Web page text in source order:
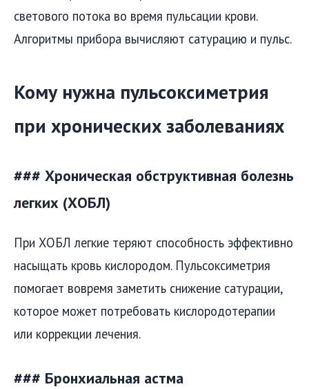
светового потока во время пульсации крови.
Алгоритмы прибора вычисляют сатурацию и пульс.
Кому нужна пульсоксиметрия
при хронических заболеваниях
### Хроническая обструктивная болезнь
легких (ХОБЛ)
При ХОБЛ легкие теряют способность эффективно
насыщать кровь кислородом. Пульсоксиметрия
помогает вовремя заметить снижение сатурации,
которое может потребовать кислородотерапии
или коррекции лечения.
### Бронхиальная астма